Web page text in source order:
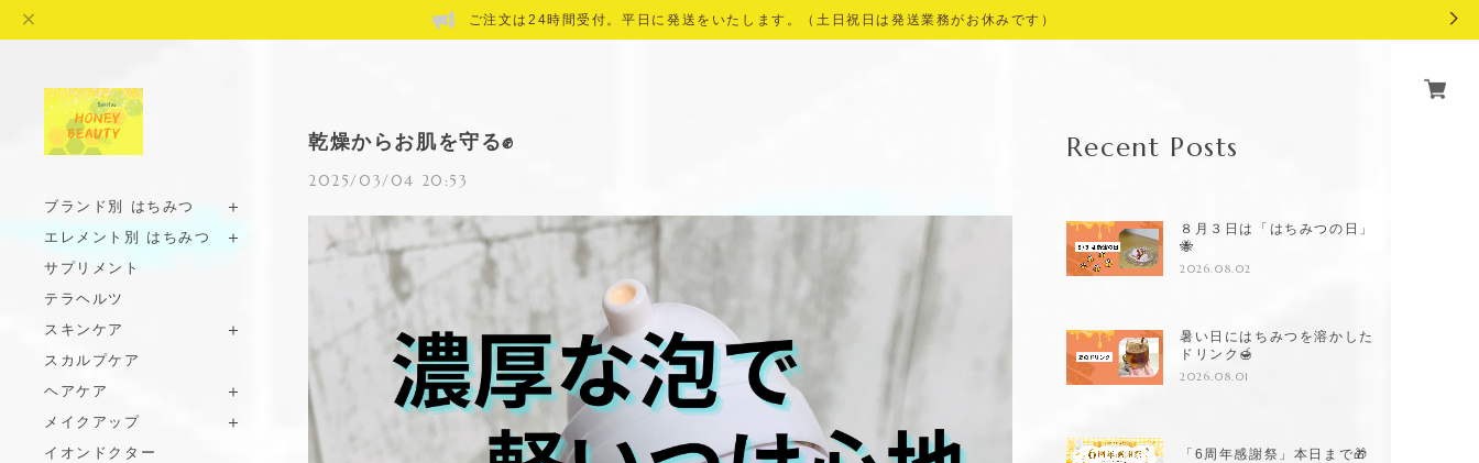
ご注文は24時間受付。平日に発送をいたします。（土日祝日は発送業務がお休みです）
ブランド別 はちみつ
エレメント別 はちみつ
サプリメント
テラヘルツ
スキンケア
スカルプケア
ヘアケア
メイクアップ
イオンドクター
乾燥からお肌を守る✊
2025/03/04 20:53
Recent Posts
８月３日は「はちみつの日」
🐝
2026.08.02
暑い日にはちみつを溶かした
ドリンク🍯
2026.08.01
「6周年感謝祭」本日まで🎁